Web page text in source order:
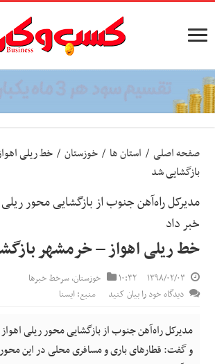
صفحه اصلی / استان ها / خوزستان / خط ریلی
بازگشایی شد
مدیرکل راه‌آهن جنوب از بازگشایی محور
خبر داد
خط ریلی اهواز – خرمشهر
۱۳۹۸/۰۲/۰۳ ۱۰:۳۲ خوزستان,سرخط خبرها
دیدگاه خود را بیان کنید
منبع: ایسنا
مدیرکل راه‌آهن جنوب از بازگشایی محور ریلی
و گفت: قطارهای باری و مسافری محلی در این